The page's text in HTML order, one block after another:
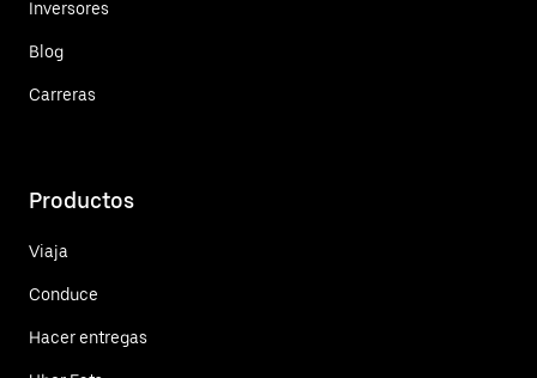
Inversores
Blog
Carreras
Productos
Viaja
Conduce
Hacer entregas